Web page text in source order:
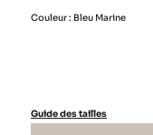
Couleur : Bleu Marine
Guide des tailles